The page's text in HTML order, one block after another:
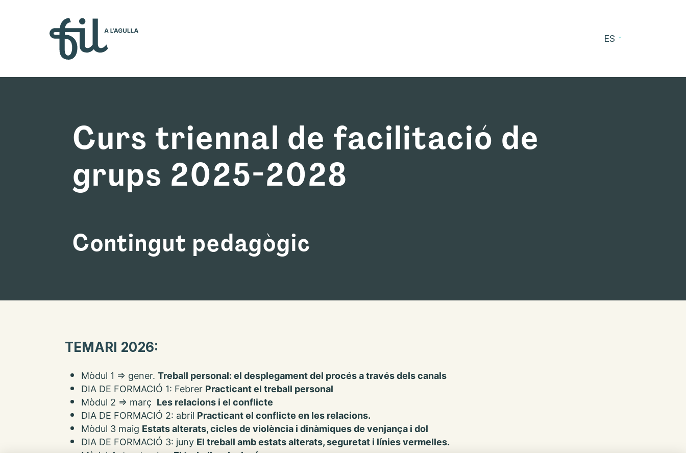
ES
Curs triennal de facilitació de
grups 2025-2028
Contingut pedagògic
TEMARI 2026:
Mòdul 1 ⇒ gener. Treball personal: el desplegament del procés a través dels canals
DIA DE FORMACIÓ 1: Febrer Practicant el treball personal
Mòdul 2 ⇒ març Les relacions i el conflicte
DIA DE FORMACIÓ 2: abril Practicant el conflicte en les relacions.
Mòdul 3 maig Estats alterats, cicles de violència i dinàmiques de venjança i dol
DIA DE FORMACIÓ 3: juny El treball amb estats alterats, seguretat i línies vermelles.